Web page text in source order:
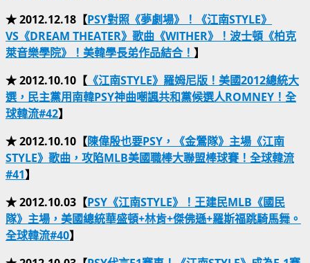
★ 2012.12.18【PSY對照《夢劇場》！《江南STYLE》
VS《DREAM THEATER》歌曲《WITHER》！波士頓《柏克
萊音樂學院》！美韓學長弟作品結合！ 】
★ 2012.10.10【 《江南STYLE》羅姆尼版！美國2012總統大
選，民主黨用南韓PSY神曲嘲諷共和黨候選人ROMNEY！全
球韓流#42】
★ 2012.10.10【陳偉殷也要PSY，《金鶯隊》主場《江南
STYLE》歌曲，攻陷MLB美國職棒大聯盟棒球賽！全球韓流
#41】
★ 2012.10.03【PSY《江南STYLE》！王建民MLB《國民
隊》主場，美國總統華盛頓+林肯+傑佛遜+羅斯福跳騎馬舞。
全球韓流#40】